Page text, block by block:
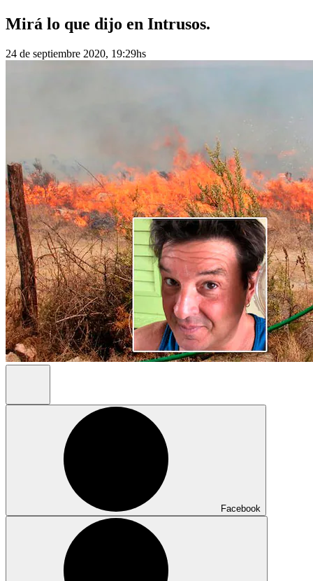
Mirá lo que dijo en Intrusos.
24 de septiembre 2020, 19:29hs
Facebook